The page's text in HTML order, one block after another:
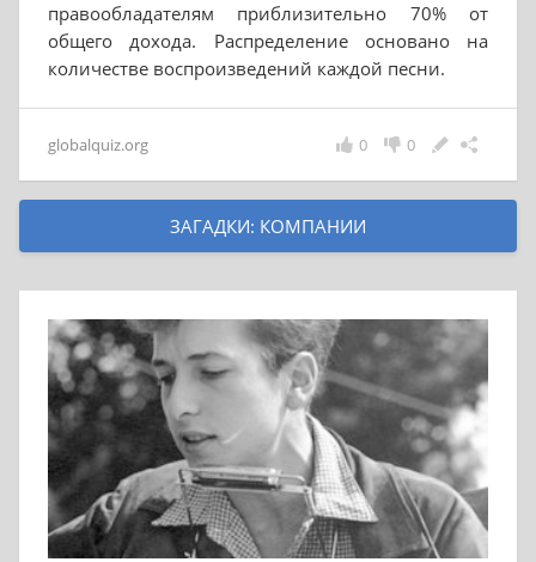
правообладателям приблизительно 70% от
общего дохода. Распределение основано на
количестве воспроизведений каждой песни.
globalquiz.org 0
0
ЗАГАДКИ: КОМПАНИИ